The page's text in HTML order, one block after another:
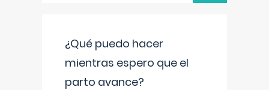
¿Qué puedo hacer
mientras espero que el
parto avance?